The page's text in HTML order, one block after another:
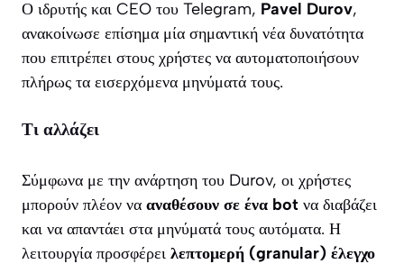
Ο ιδρυτής και CEO του Telegram, Pavel Durov,
ανακοίνωσε επίσημα μία σημαντική νέα δυνατότητα
που επιτρέπει στους χρήστες να αυτοματοποιήσουν
πλήρως τα εισερχόμενα μηνύματά τους.
Τι αλλάζει
Σύμφωνα με την ανάρτηση του Durov, οι χρήστες
μπορούν πλέον να αναθέσουν σε ένα bot να διαβάζει
και να απαντάει στα μηνύματά τους αυτόματα. Η
λειτουργία προσφέρει λεπτομερή (granular) έλεγχο